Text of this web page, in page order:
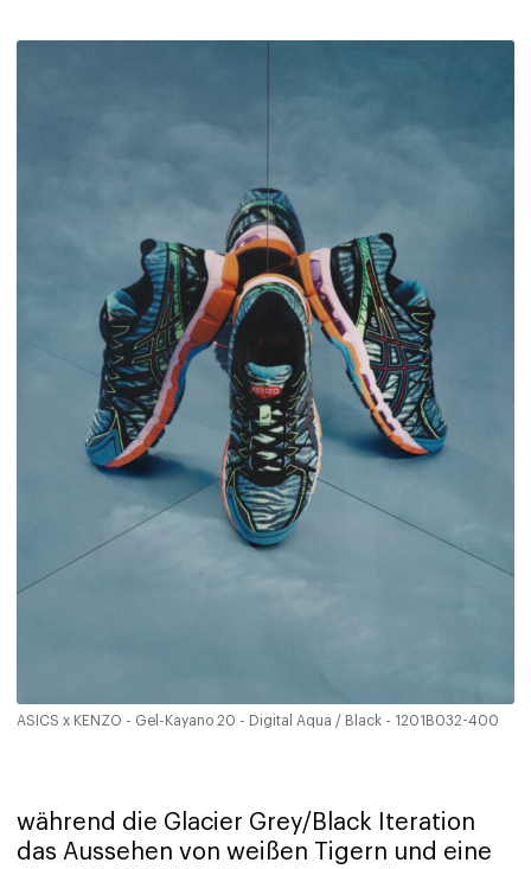
ASICS x KENZO - Gel-Kayano 20 - Digital Aqua / Black - 1201B032-400
während die Glacier Grey/Black Iteration
das Aussehen von weißen Tigern und eine